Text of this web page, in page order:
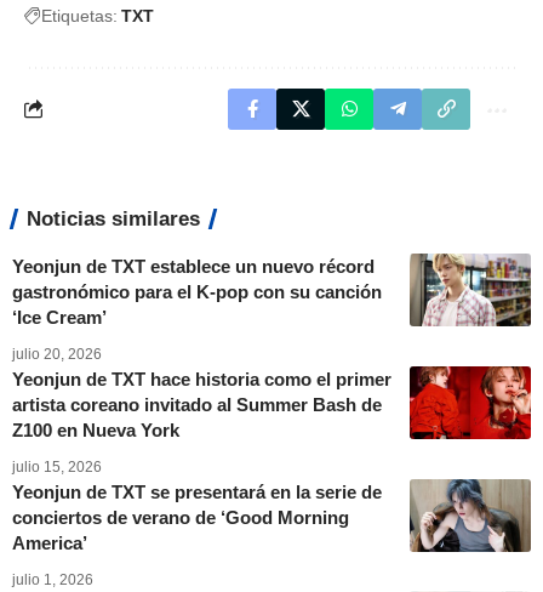
Etiquetas: TXT
Noticias similares
Yeonjun de TXT establece un nuevo récord
gastronómico para el K-pop con su canción
‘Ice Cream’
julio 20, 2026
Yeonjun de TXT hace historia como el primer
artista coreano invitado al Summer Bash de
Z100 en Nueva York
julio 15, 2026
Yeonjun de TXT se presentará en la serie de
conciertos de verano de ‘Good Morning
America’
julio 1, 2026